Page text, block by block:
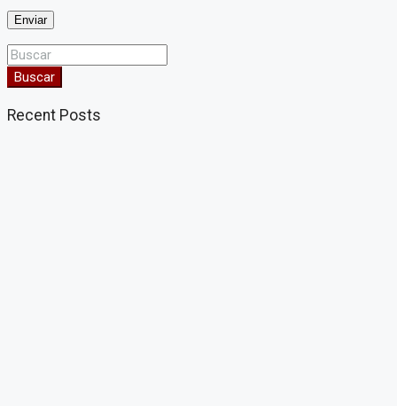
Buscar
Recent Posts